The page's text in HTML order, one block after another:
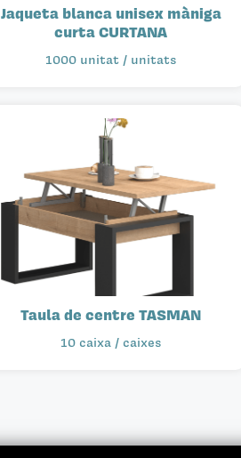
Jaqueta blanca unisex màniga
curta CURTANA
1000 unitat / unitats
Taula de centre TASMAN
10 caixa / caixes